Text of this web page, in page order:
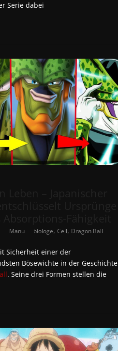
Serie dabei
Manu biologe,Cell, Dragon Ball
Sicherheit einer der
Bösewichte in der Geschichte
. Seine drei Formen stellen die